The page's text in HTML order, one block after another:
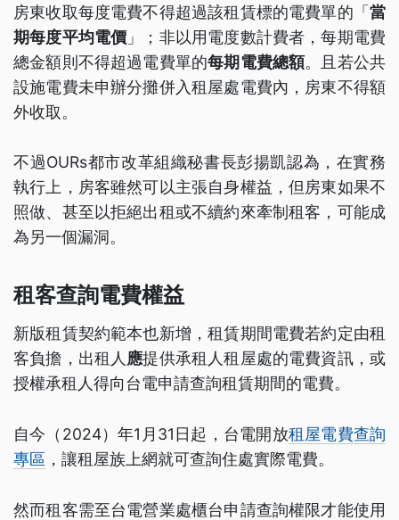
房東收取每度電費不得超過該租賃標的電費單的「當
期每度平均電價 」；非以用電度數計費者，每期電費
總金額則不得超過電費單的每期電費總額。且若公共
設施電費未申辦分攤併入租屋處電費內，房東不得額
外收取。
不過OURs都市改革組織秘書長彭揚凱認為，在實務
執行上，房客雖然可以主張自身權益，但房東如果不
照做、甚至以拒絕出租或不續約來牽制租客，可能成
為另一個漏洞。
租客查詢電費權益
新版租賃契約範本也新增，租賃期間電費若約定由租
客負擔，出租人 應提供承租人租屋處的電費資訊，或
授權承租人得向台電申請查詢租賃期間的電費。
自今（2024）年1月31日起，台電開放租屋電費查詢
專區 ，讓租屋族上網就可查詢住處實際電費。
然而租客需至台電營業處櫃台申請查詢權限才能使用